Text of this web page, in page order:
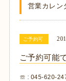
営業カレン
ご予約可
ご予約可能
☏ : 045-620-